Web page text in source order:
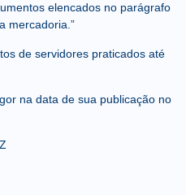
elencados no parágrafo
mercadoria.”
de servidores praticados até
na data de sua publicação no